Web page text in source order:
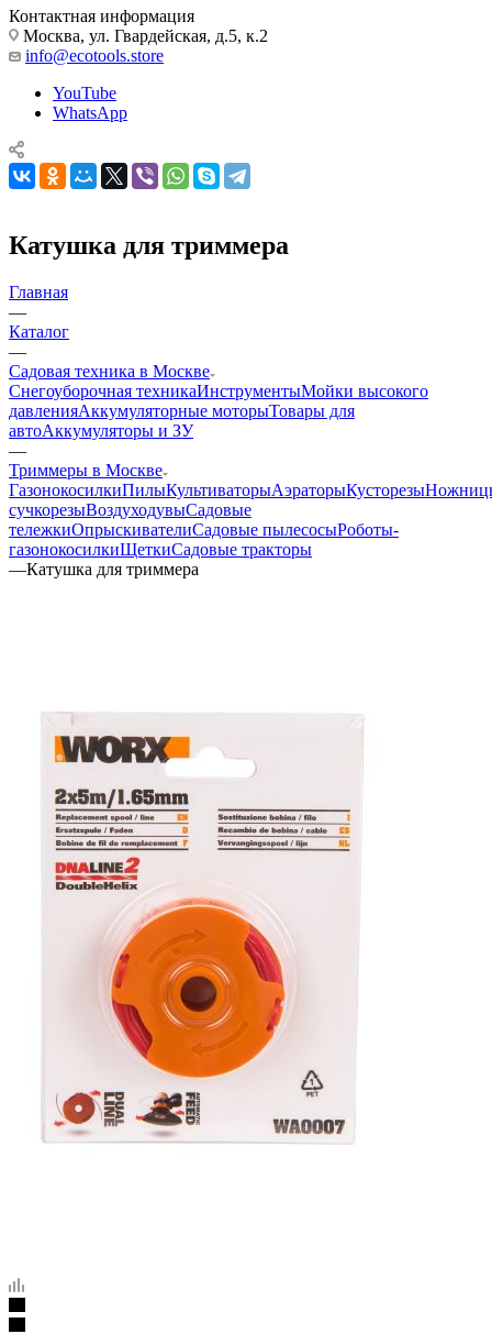
Контактная информация
Москва, ул. Гвардейская, д.5, к.2
info@ecotools.store
YouTube
WhatsApp
Катушка для триммера
Главная
—
Каталог
—
Садовая техника в Москве
Снегоуборочная техникаИнструментыМойки высокого
давленияАккумуляторные моторыТовары для
автоАккумуляторы и ЗУ
—
Триммеры в Москве
ГазонокосилкиПилыКультиваторыАэраторыКусторезы
сучкорезыВоздуходувыСадовые
тележкиОпрыскивателиСадовые пылесосыРоботы-
газонокосилкиЩеткиСадовые тракторы
—Катушка для триммера